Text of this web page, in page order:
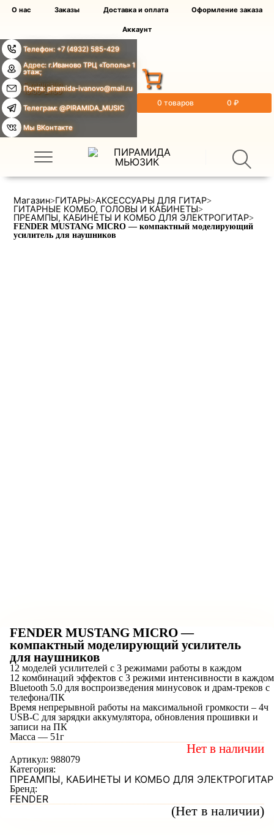
О нас Заказы Доставка и оплата Оформление заказа
Аккаунт
Ежедневно
10:00-21:00
Телефон: +7 (4932) 585-429
Адрес: г.Иваново ТРЦ «Тополь» 1
этаж;
Почта: piramida-ivanovo@mail.ru
Телеграм: @PIRAMIDA_MUSIC
Мы ВКонтакте
0 товаров 0 ₽
Магазин>ГИТАРЫ>АКСЕССУАРЫ ДЛЯ ГИТАР>
ГИТАРНЫЕ КОМБО, ГОЛОВЫ И КАБИНЕТЫ>
ПРЕАМПЫ, КАБИНЕТЫ И КОМБО ДЛЯ ЭЛЕКТРОГИТАР>
FENDER MUSTANG MICRO — компактный моделирующий
усилитель для наушников
FENDER MUSTANG MICRO —
компактный моделирующий усилитель
для наушников
(Нет в наличии)
12 моделей усилителей с 3 режимами работы в каждом
12 комбинаций эффектов с 3 режими интенсивности в каждом
Bluetooth 5.0 для воспроизведения минусовок и драм-треков с
телефона/ПК
Время непрерывной работы на максимальной громкости – 4ч
USB-C для зарядки аккумулятора, обновления прошивки и
записи на ПК
Масса — 51г
Нет в наличии
Артикул: 988079
Категория:
ПРЕАМПЫ, КАБИНЕТЫ И КОМБО ДЛЯ ЭЛЕКТРОГИТАР
Бренд:
FENDER